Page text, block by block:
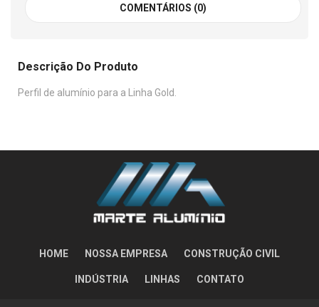
COMENTÁRIOS (0)
Descrição Do Produto
Perfil de alumínio para a Linha Gold.
HOME NOSSA EMPRESA CONSTRUÇÃO CIVIL
INDÚSTRIA LINHAS CONTATO